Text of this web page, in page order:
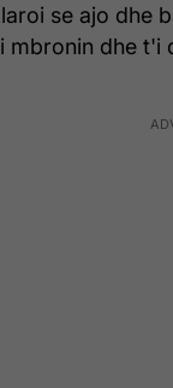
se ajo dhe
mbronin dhe t'i